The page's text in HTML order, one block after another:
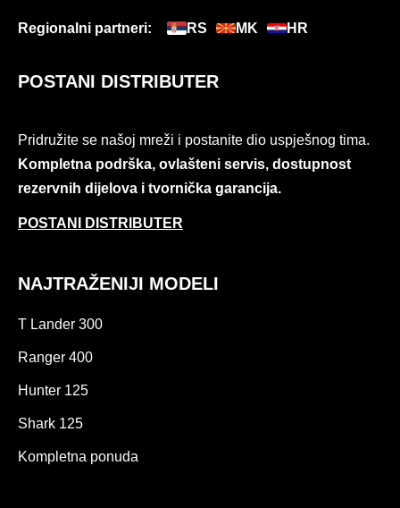
Regionalni partneri: RS MK HR
POSTANI DISTRIBUTER
Pridružite se našoj mreži i postanite dio uspješnog tima.
Kompletna podrška, ovlašteni servis, dostupnost
rezervnih dijelova i tvornička garancija.
POSTANI DISTRIBUTER
NAJTRAŽENIJI MODELI
T Lander 300
Ranger 400
Hunter 125
Shark 125
Kompletna ponuda